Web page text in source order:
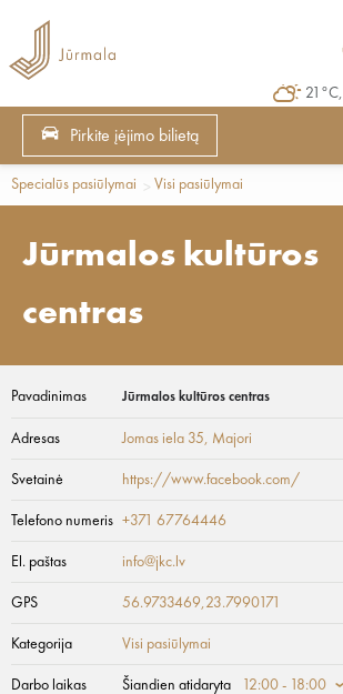
21°C,
Pirkite įėjimo bilietą
Specialūs pasiūlymai Visi pasiūlymai
Jūrmalos kultūros
centras
Pavadinimas Jūrmalos kultūros centras
Adresas Jomas iela 35, Majori
Svetainė https://www.facebook.com/
Telefono numeris +371 67764446
El. paštas info@jkc.lv
GPS 56.9733469,23.7990171
Kategorija Visi pasiūlymai
Darbo laikas Šiandien atidaryta 12:00 - 18:00